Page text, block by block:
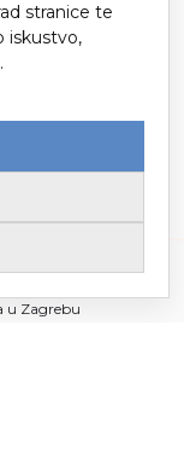
u Zagrebu
stranice te
iskustvo,